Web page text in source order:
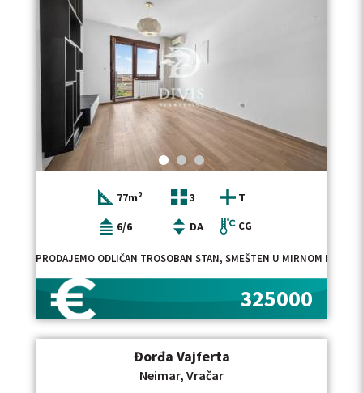
77m² 3
T
6/6
DA CG
PRODAJEMO ODLIČAN TROSOBAN STAN, SMEŠTEN U MIRNOM DELU
325000
Đorđa Vajferta
Neimar, Vračar